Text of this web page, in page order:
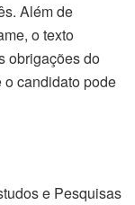
Além de
o texto
obrigações do
candidato pode
e Pesquisas